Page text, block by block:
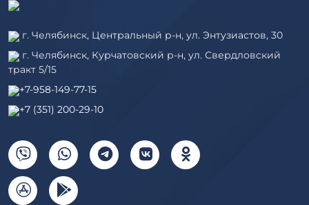
г. Челябинск, Центральный р-н, ул. Энтузиастов, 30
г. Челябинск, Курчатовский р-н, ул. Свердловский
тракт 5/15
+7-958-149-77-15
+7 (351) 200-29-10